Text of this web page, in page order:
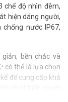
chế độ nhìn đêm,
hiện dáng người,
nước IP67,
giản, bền chắc và
có thể là lựa chọn
để cung cấp khả